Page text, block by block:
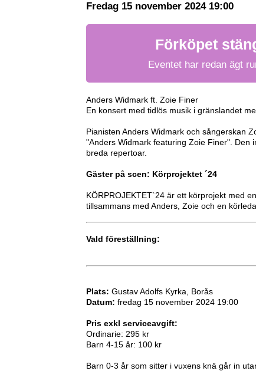
Fredag 15 november 2024 19:00
Förköpet
Eventet har redan ägt
Anders Widmark ft. Zoie Finer
En konsert med tidlös musik i gränslandet
Pianisten Anders Widmark och sångerskan
"Anders Widmark featuring Zoie Finer". Den
breda repertoar.
Gäster på scen: Körprojektet ´24
KÖRPROJEKTET`24 är ett körprojekt med
tillsammans med Anders, Zoie och en
Vald föreställning:
Plats: Gustav Adolfs Kyrka, Borås
Datum: fredag 15 november 2024 19:00
Pris exkl serviceavgift:
Ordinarie: 295 kr
Barn 4-15 år: 100 kr
Barn 0-3 år som sitter i vuxens knä går in